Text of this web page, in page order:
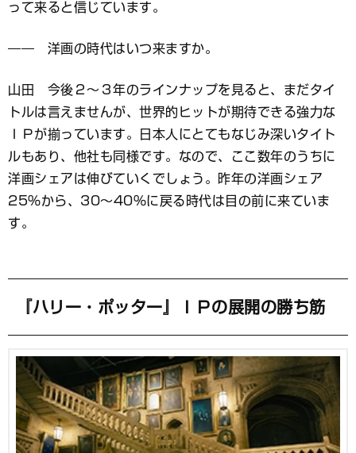
って来ると信じています。
―― 洋画の時代はいつ来ますか。
山田 今後２〜３年のラインナップを見ると、まだタイ
トルは言えませんが、世界的ヒットが期待できる強力な
ＩＰが揃っています。日本人にとてもなじみ深いタイト
ルもあり、他社も同様です。なので、ここ数年のうちに
洋画シェアは伸びていくでしょう。昨年の洋画シェア
25％から、30〜40％に戻る時代は目の前に来ていま
す。
『ハリー・ポッター』ＩＰの展開の勝ち筋